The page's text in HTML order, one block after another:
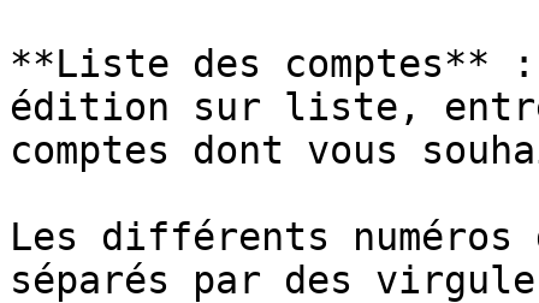
**Liste des comptes**
édition sur liste,
comptes dont vous
Les différents numéros
séparés par des